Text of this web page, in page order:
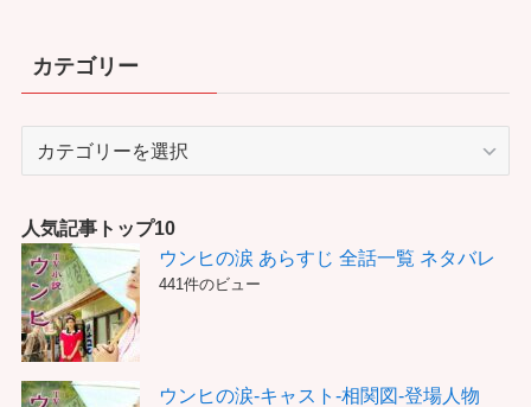
カテゴリー
リ
ー
人気記事トップ10
ウンヒの涙 あらすじ 全話一覧 ネタバレ
441件のビュー
ウンヒの涙-キャスト-相関図-登場人物